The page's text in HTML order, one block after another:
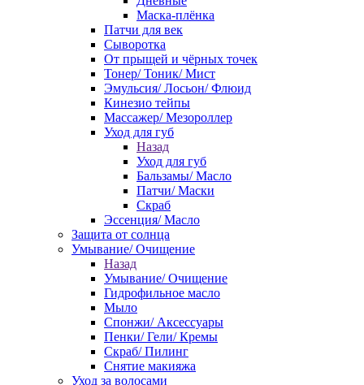
Маска-плёнка
Патчи для век
Сыворотка
От прыщей и чёрных точек
Тонер/ Тоник/ Мист
Эмульсия/ Лосьон/ Флюид
Кинезио тейпы
Массажер/ Мезороллер
Уход для губ
Назад
Уход для губ
Бальзамы/ Масло
Патчи/ Маски
Скраб
Эссенция/ Масло
Защита от солнца
Умывание/ Очищение
Назад
Умывание/ Очищение
Гидрофильное масло
Мыло
Спонжи/ Аксессуары
Пенки/ Гели/ Кремы
Скраб/ Пилинг
Снятие макияжа
Уход за волосами